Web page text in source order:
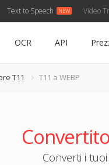
Text to Speech Video
OCR API
T11 T11 a WEBP
Converti i